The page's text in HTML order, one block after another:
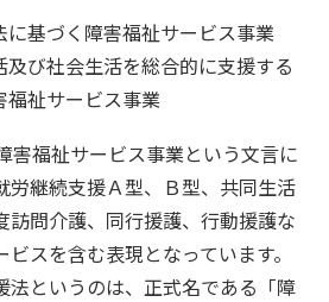
に基づく障害福祉サービス事業
び社会生活を総合的に支援する
祉サービス事業
害福祉サービス事業という文言に
労継続支援Ａ型、Ｂ型、共同生活
訪問介護、同行援護、行動援護な
スを含む表現となっています。
法というのは、正式名である「障